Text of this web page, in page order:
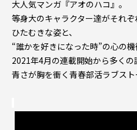
大人気マンガ『アオのハコ』。
等身大のキャラクター達がそれ
ひたむきな姿と、
“誰かを好きになった時”の心の機
2021年4月の連載開始から多くの
青さが胸を衝く青春部活ラブス